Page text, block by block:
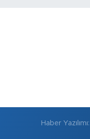
Haber Yazılımı: